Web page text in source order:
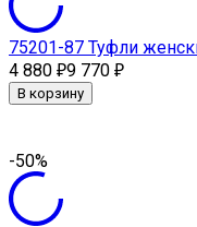
75201-87 Туфли
4 880 ₽9 770 ₽
В корзину
-50%